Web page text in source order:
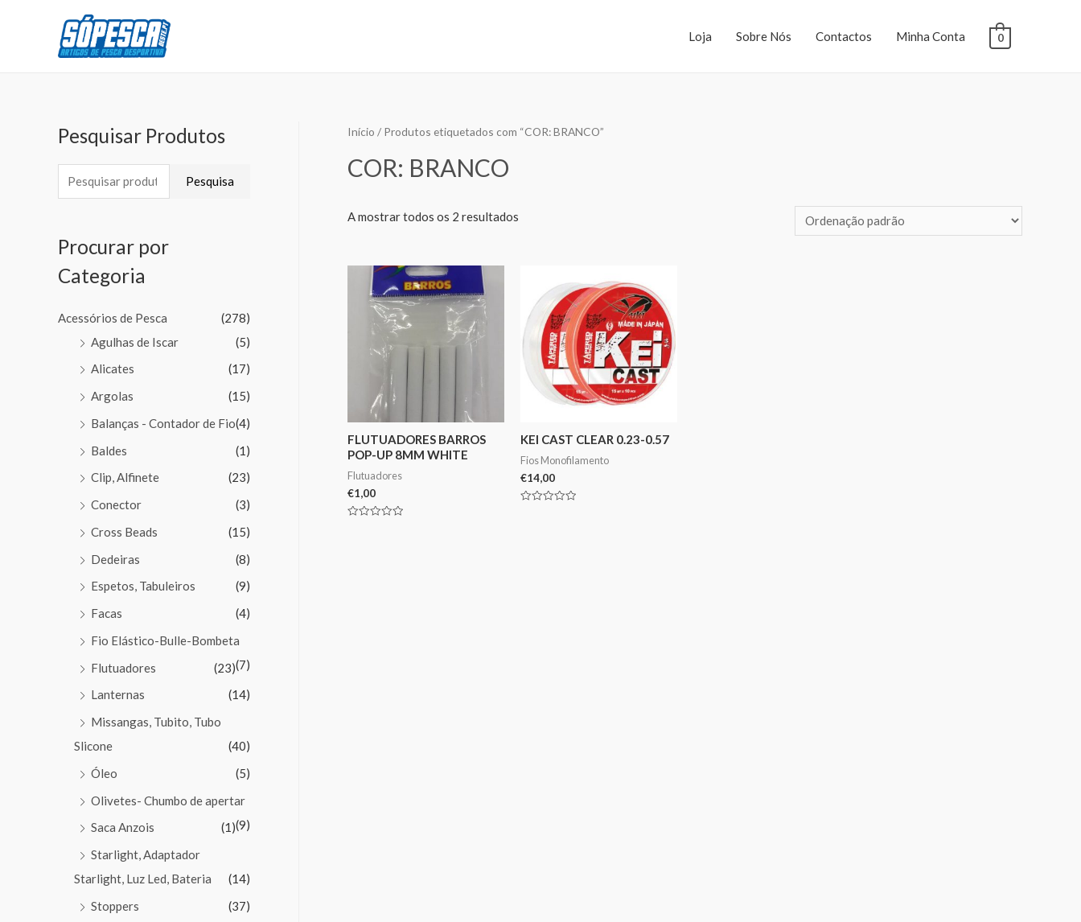
Loja Sobre Nós Contactos Minha Conta 0
Pesquisar Produtos
Pesquisa
Procurar por
Categoria
Acessórios de Pesca
(278)
Agulhas de Iscar
(5)
Alicates
(17)
Argolas
(15)
Balanças - Contador de Fio(4)
Baldes
(1)
Clip, Alfinete
(23)
Conector
(3)
Cross Beads
(15)
Dedeiras
(8)
Espetos, Tabuleiros
(9)
Facas
(4)
Fio Elástico-Bulle-Bombeta
(7)
Flutuadores
(23)
Lanternas
(14)
Missangas, Tubito, Tubo
Slicone
(40)
Óleo
(5)
Olivetes- Chumbo de apertar
(9)
Saca Anzois
(1)
Starlight, Adaptador
Starlight, Luz Led, Bateria
(14)
Stoppers
(37)
Início / Produtos etiquetados com “COR: BRANCO”
COR: BRANCO
A mostrar todos os 2 resultados
FLUTUADORES BARROS
POP-UP 8MM WHITE
Flutuadores
€1,00
KEI CAST CLEAR 0.23-0.57
Fios Monofilamento
€14,00